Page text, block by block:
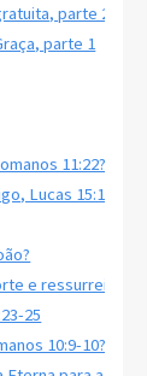
parte 2
parte 1
11:22?
Lucas 15:11-32
e ressurreição
25
10:9-10?